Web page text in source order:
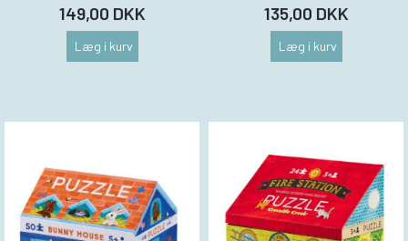
149,00 DKK
Læg i kurv
135,00 DKK
Læg i kurv